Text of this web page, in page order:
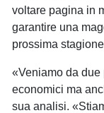
voltare pagina in
garantire una
prossima
«Veniamo da
economici ma
sua analisi.